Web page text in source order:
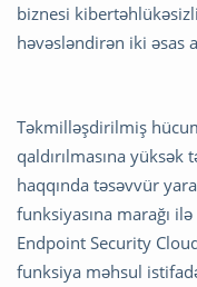
biznesi
həvəsləndirən iki əsas
Təkmilləşdirilmiş
qaldırılmasına
haqqında təsəvvür
funksiyasına marağı
Endpoint Security
funksiya məhsul